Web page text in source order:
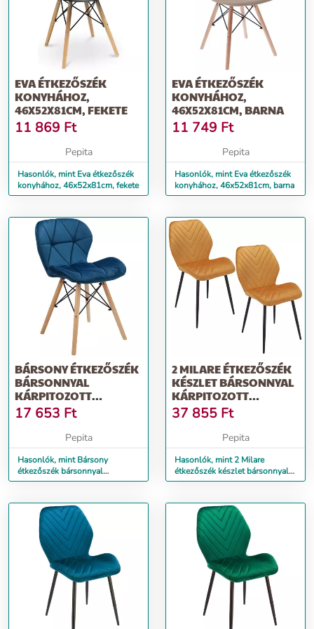
EVA ÉTKEZŐSZÉK
KONYHÁHOZ,
46X52X81CM, FEKETE
11 869 Ft
Pepita
Hasonlók, mint Eva étkezőszék
konyhához, 46x52x81cm, fekete
EVA ÉTKEZŐSZÉK
KONYHÁHOZ,
46X52X81CM, BARNA
11 749 Ft
Pepita
Hasonlók, mint Eva étkezőszék
konyhához, 46x52x81cm, barna
BÁRSONY ÉTKEZŐSZÉK
BÁRSONNYAL
KÁRPITOZOTT
KONYHÁHOZ,
46X50X73CM, KÉK
17 653 Ft
Pepita
Hasonlók, mint Bársony
étkezőszék bársonnyal
kárpitozott konyhához,
2 MILARE ÉTKEZŐSZÉK
KÉSZLET BÁRSONNYAL
KÁRPITOZOTT
KONYHÁHOZ, 80X...
37 855 Ft
Pepita
Hasonlók, mint 2 Milare
étkezőszék készlet bársonnyal
kárpitozott konyhához, 80x...